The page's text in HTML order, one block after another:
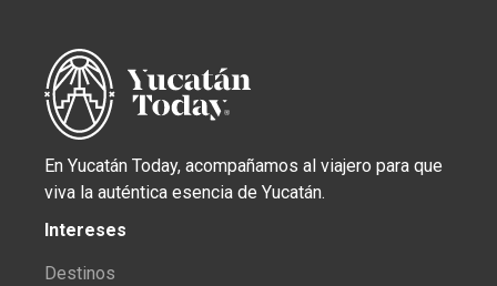
En Yucatán Today, acompañamos al viajero para que
viva la auténtica esencia de Yucatán.
Intereses
Destinos